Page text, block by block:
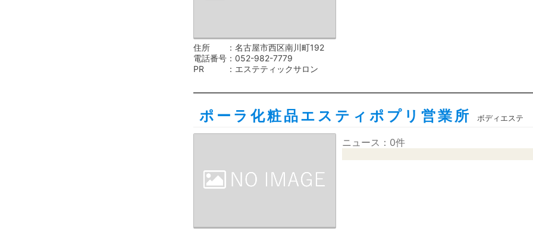
住所
名古屋市西区南川町192
電話番号
052-982-7779
PR
エステティックサロン
ポーラ化粧品エスティポプリ営業所 ボディエステ
ニュース：0件